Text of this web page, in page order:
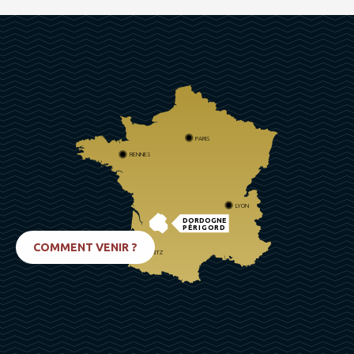
DORDOGNE
PÉRIGORD
PARIS
RENNES
LYON
BIARRITZ
COMMENT VENIR ?